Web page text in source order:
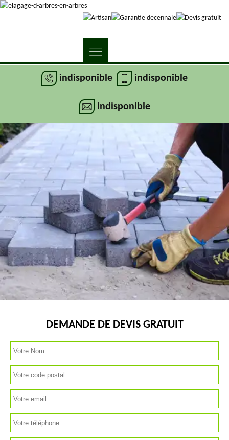
indisponible indisponible
indisponible
DEMANDE DE DEVIS GRATUIT